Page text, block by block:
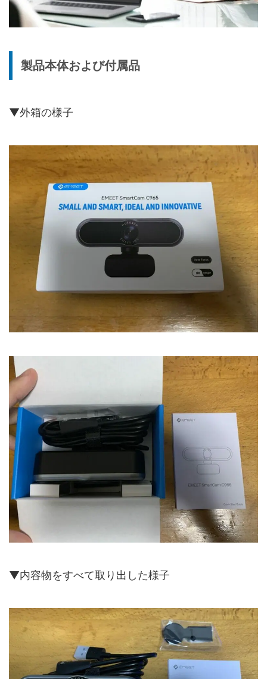
製品本体および付属品
▼外箱の様子
▼内容物をすべて取り出した様子